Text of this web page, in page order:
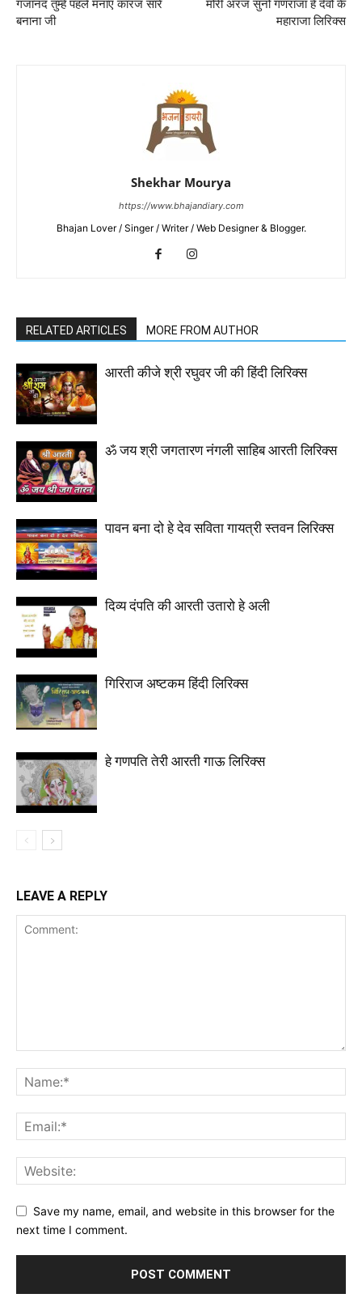
गजानंद तुम्हे पहले मनाएं कारज सारे
बनाना जी
मोरी अरज सुनो गणराजा हे देवो के
महाराजा लिरिक्स
Shekhar Mourya
https://www.bhajandiary.com
Bhajan Lover / Singer / Writer / Web Designer & Blogger.
RELATED ARTICLES MORE FROM AUTHOR
आरती कीजे श्री रघुवर जी की हिंदी लिरिक्स
ॐ जय श्री जगतारण नंगली साहिब आरती लिरिक्स
पावन बना दो हे देव सविता गायत्री स्तवन लिरिक्स
दिव्य दंपति की आरती उतारो हे अली
गिरिराज अष्टकम हिंदी लिरिक्स
हे गणपति तेरी आरती गाऊ लिरिक्स
LEAVE A REPLY
Save my name, email, and website in this browser for the
next time I comment.